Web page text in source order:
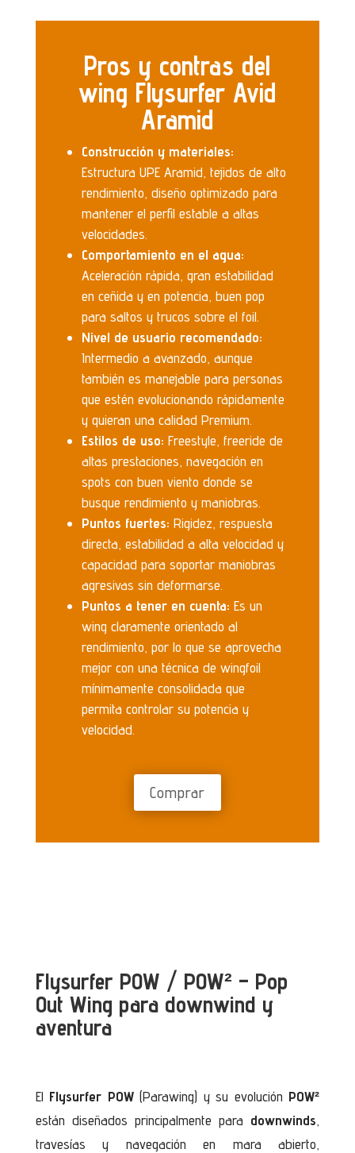
Pros y contras del
wing Flysurfer Avid
Aramid
Construcción y materiales:
Estructura UPE Aramid, tejidos de alto
rendimiento, diseño optimizado para
mantener el perfil estable a altas
velocidades.
Comportamiento en el agua:
Aceleración rápida, gran estabilidad
en ceñida y en potencia, buen pop
para saltos y trucos sobre el foil.
Nivel de usuario recomendado:
Intermedio a avanzado, aunque
también es manejable para personas
que estén evolucionando rápidamente
y quieran una calidad Premium.
Estilos de uso: Freestyle, freeride de
altas prestaciones, navegación en
spots con buen viento donde se
busque rendimiento y maniobras.
Puntos fuertes: Rigidez, respuesta
directa, estabilidad a alta velocidad y
capacidad para soportar maniobras
agresivas sin deformarse.
Puntos a tener en cuenta: Es un
wing claramente orientado al
rendimiento, por lo que se aprovecha
mejor con una técnica de wingfoil
mínimamente consolidada que
permita controlar su potencia y
velocidad.
Comprar
Flysurfer POW / POW² – Pop
Out Wing para downwind y
aventura
El Flysurfer POW(Parawing) y su evolución POW²
están diseñados principalmente para downwinds
travesías y navegación en mara abierto,